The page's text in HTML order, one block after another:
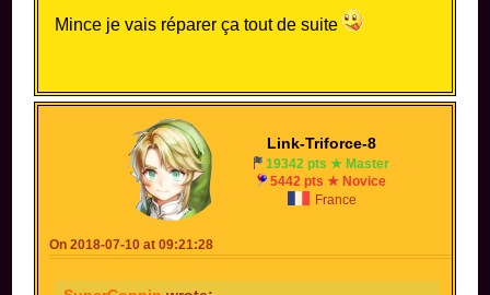
Mince je vais réparer ça tout de suite
Link-Triforce-8
19342 pts ★ Master
5442 pts ★ Novice
France
On 2018-07-10 at 09:21:28